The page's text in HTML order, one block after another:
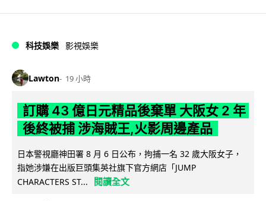
科技娛樂 影視娛樂
Lawton 19 小時
訂購 43 億日元精品後棄單 大阪女 2 年
後終被捕 涉海賊王,火影周邊產品
日本警視廳神田署 8 月 6 日公布，拘捕一名 32 歲大阪女子，
指她涉嫌在出版巨頭集英社旗下官方網店「JUMP
CHARACTERS ST...
閱讀全文